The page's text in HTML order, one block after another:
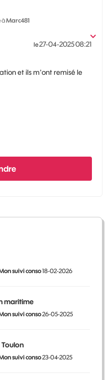
àMarc481
le‎27-04-202508:21
et ils m'ont remisé le
suivi conso18-02-2026
maritime
suivi conso26-05-2025
suivi conso23-04-2025